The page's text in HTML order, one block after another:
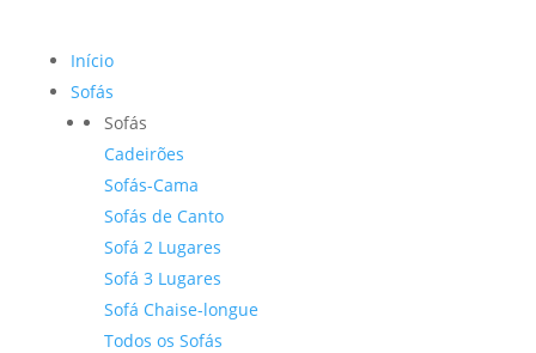
Início
Sofás
Sofás
Cadeirões
Sofás-Cama
Sofás de Canto
Sofá 2 Lugares
Sofá 3 Lugares
Sofá Chaise-longue
Todos os Sofás